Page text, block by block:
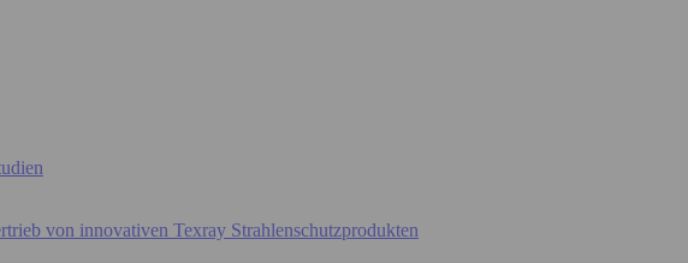
von innovativen Texray Strahlenschutzprodukten